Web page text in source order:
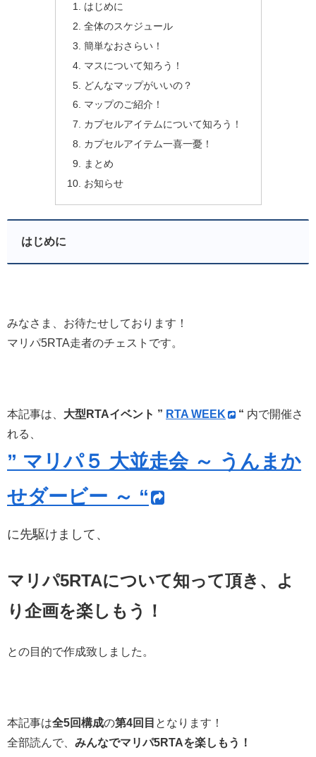
はじめに
全体のスケジュール
簡単なおさらい！
マスについて知ろう！
どんなマップがいいの？
マップのご紹介！
カプセルアイテムについて知ろう！
カプセルアイテム一喜一憂！
まとめ
お知らせ
はじめに
みなさま、お待たせしております！
マリパ5RTA走者のチェストです。
本記事は、 大型RTAイベント ” RTA WEEK “ 内で開催さ
れる、
” マリパ５ 大並走会 ～ うんまか
せダービー ～ “
に先駆けまして、
マリパ5RTAについて知って頂き、よ
り企画を楽しもう！
との目的で作成致しました。
本記事は全5回構成の第4回目 となります！
全部読んで、 みんなでマリパ5RTAを楽しもう！